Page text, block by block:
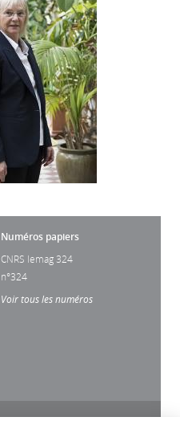
Numéros papiers
CNRS lemag 324
n°324
Voir tous les numéros